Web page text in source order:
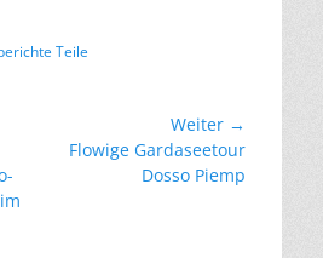
Teile
Weiter →
Nächster
Flowige Gardaseetour
Dosso Piemp